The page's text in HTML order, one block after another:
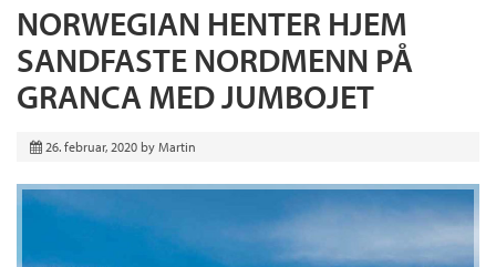
NORWEGIAN HENTER HJEM
SANDFASTE NORDMENN PÅ
GRANCA MED JUMBOJET
26. februar, 2020 by Martin